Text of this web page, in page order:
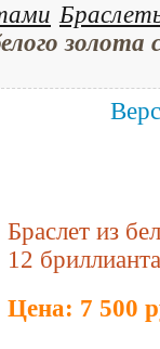
золота
Браслет из
12
Цена: 7 500